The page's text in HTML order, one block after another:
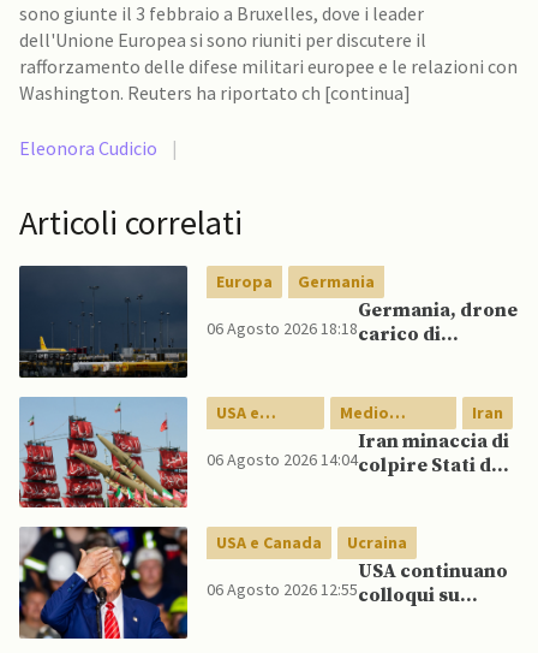
sono giunte il 3 febbraio a Bruxelles, dove i leader
dell'Unione Europea si sono riuniti per discutere il
rafforzamento delle difese militari europee e le relazioni con
Washington. Reuters ha riportato ch [continua]
Eleonora Cudicio |
Articoli correlati
Europa Germania
06 Agosto 2026 18:18
Germania, drone
carico di
Interno:
“Potrebbe
esserci dietro un
attore statale”
USA e
Canada
Medio
Oriente
Iran
06 Agosto 2026 14:04
Iran minaccia di
colpire Stati del
USA e Canada Ucraina
06 Agosto 2026 12:55
USA continuano
colloqui su